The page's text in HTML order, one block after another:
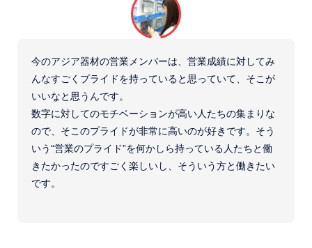
今のアジア器材の営業メンバーは、営業成績に対してみ
んなすごくプライドを持っていると思っていて、そこが
いいなと思うんです。
数字に対してのモチベーションが高い人たちの集まりな
ので、そこのプライドが非常に高いのが好きです。そう
いう“営業のプライド”を何かしら持っている人たちと働
きたかったのですごく楽しいし、そういう方と働きたい
です。